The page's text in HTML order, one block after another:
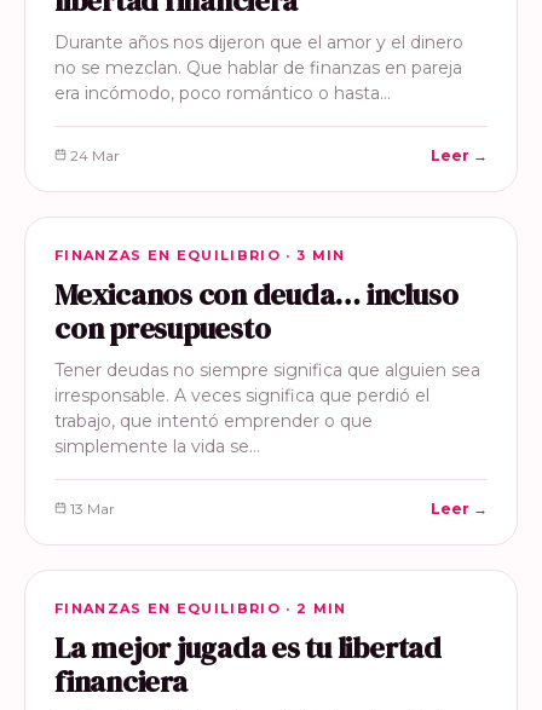
Durante años nos dijeron que el amor y el dinero
no se mezclan. Que hablar de finanzas en pareja
era incómodo, poco romántico o hasta…
24 Mar Leer →
FINANZAS EN EQUILIBRIO
FINANZAS EN EQUILIBRIO · 3 MIN
Mexicanos con deuda… incluso
con presupuesto
Tener deudas no siempre significa que alguien sea
irresponsable. A veces significa que perdió el
trabajo, que intentó emprender o que
simplemente la vida se…
13 Mar Leer →
FINANZAS EN EQUILIBRIO
FINANZAS EN EQUILIBRIO · 2 MIN
La mejor jugada es tu libertad
financiera